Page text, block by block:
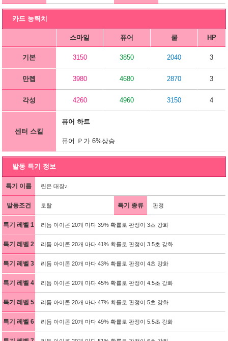
카드 능력치
스마일 퓨어 쿨 HP
기본 3150 3850 2040 3
만렙 3980 4680 2870 3
각성 4260 4960 3150 4
센터 스킬
퓨어 하트
퓨어 Ｐ가 6%상승
발동 특기 정보
특기 이름 린은 대장♪
발동조건 토탈 특기 종류 판정
특기 레벨 1 리듬 아이콘 20개 마다 39% 확률로 판정이 3초 강화
특기 레벨 2 리듬 아이콘 20개 마다 41% 확률로 판정이 3.5초 강화
특기 레벨 3 리듬 아이콘 20개 마다 43% 확률로 판정이 4초 강화
특기 레벨 4 리듬 아이콘 20개 마다 45% 확률로 판정이 4.5초 강화
특기 레벨 5 리듬 아이콘 20개 마다 47% 확률로 판정이 5초 강화
특기 레벨 6 리듬 아이콘 20개 마다 49% 확률로 판정이 5.5초 강화